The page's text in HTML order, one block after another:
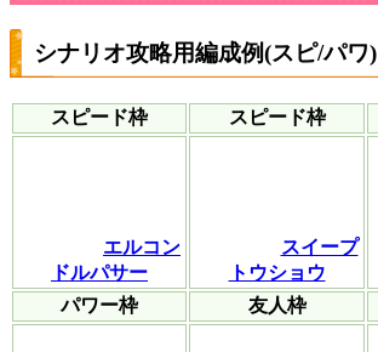
シナリオ攻略用編成例(スピ/パワ)
スピード枠 スピード枠
エルコン
ドルパサー
スイープ
トウショウ
パワー枠
友人枠